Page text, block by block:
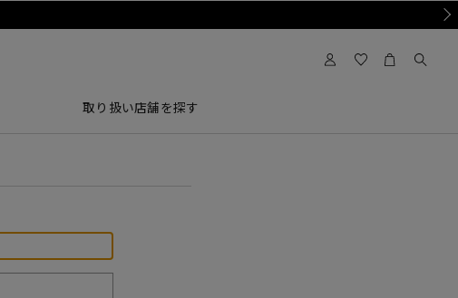
取り扱い店舗を探す